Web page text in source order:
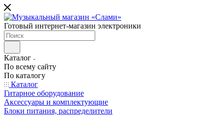
Готовый интернет-магазин электроники
Каталог
По всему сайту
По каталогу
Каталог
Гитарное оборудование
Аксессуары и комплектующие
Блоки питания, распределители